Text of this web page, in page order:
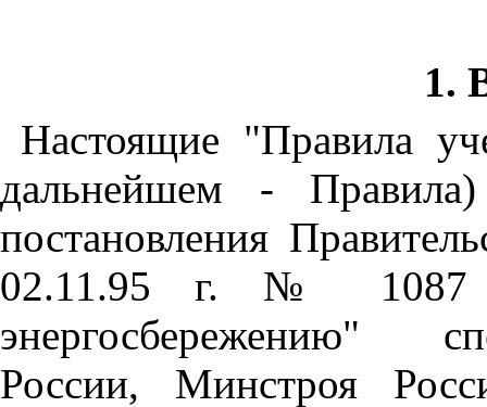
1.
Настоящие "Правила
дальнейшем -
постановления
02.11.95 г. № 1087
энергосбережению"
России, Минстроя